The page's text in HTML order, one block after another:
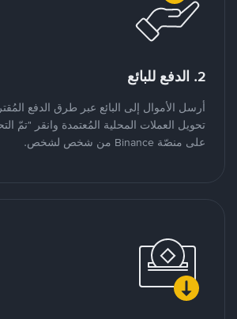
2. الدفع للبائع
أرسل الأموال إلى البائع عبر طرق الدفع
تحويل العملات المحلية المُعتمدة وانقر "تمّ
على منصّة Binance من شخص لشخص.